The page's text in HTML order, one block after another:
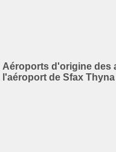
Aéroports d'origine des
l'aéroport de Sfax